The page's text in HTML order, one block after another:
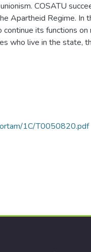
COSATU
Apartheid Regime. In
its functions on
who live in the state,
1C/T0050820.pdf